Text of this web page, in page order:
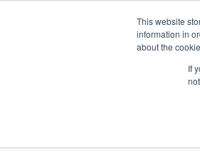
This website
information in
about the
If